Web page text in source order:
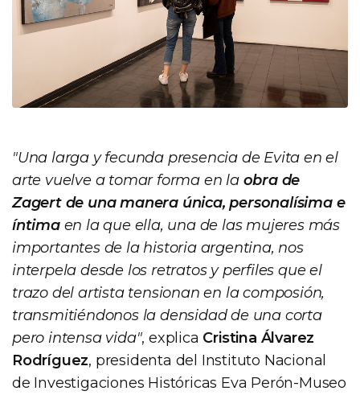
"Una larga y fecunda presencia de Evita en el
arte vuelve a tomar forma en la obra de
Zagert de una manera única, personalísima e
íntimaen la que ella, una de las mujeres más
importantes de la historia argentina, nos
interpela desde los retratos y perfiles que el
trazo del artista tensionan en la composión,
transmitiéndonos la densidad de una corta
pero intensa vida", explica Cristina Álvarez
Rodríguez, presidenta del Instituto Nacional
de Investigaciones Históricas Eva Perón-Museo